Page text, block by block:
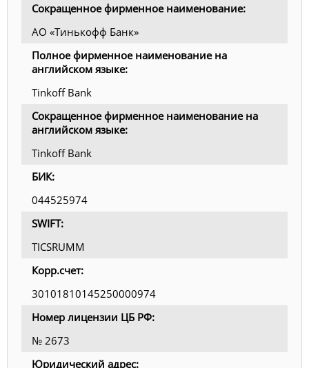
Сокращенное фирменное наименование:
АО «Тинькофф Банк»
Полное фирменное наименование на
английском языке:
Tinkoff Bank
Сокращенное фирменное наименование на
английском языке:
Tinkoff Bank
БИК:
044525974
SWIFT:
TICSRUMM
Корр.счет:
30101810145250000974
Номер лицензии ЦБ РФ:
№ 2673
Юридический адрес: